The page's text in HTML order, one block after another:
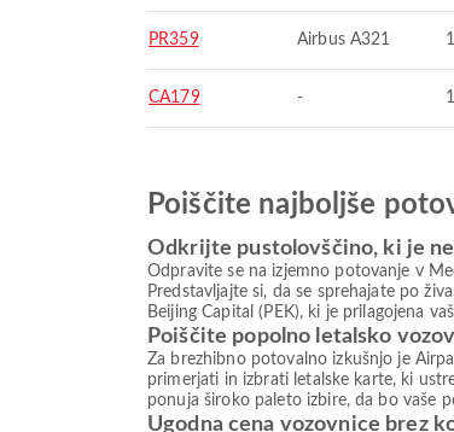
PR359 Airbus A321
CA179 -
Poiščite najboljše
Odkrijte pustolovščino, ki je
Odpravite se na izjemno potovanje v
Predstavljajte si, da se sprehajate po
Beijing Capital (PEK), ki je prilagojena
Poiščite popolno letalsko
Za brezhibno potovalno izkušnjo je
primerjati in izbrati letalske karte, ki
ponuja široko paleto izbire, da bo vaše
Ugodna cena vozovnice brez